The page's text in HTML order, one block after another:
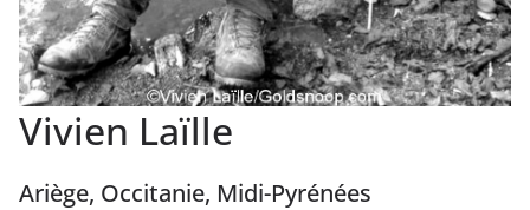
Vivien Laïlle
Ariège, Occitanie, Midi-Pyrénées